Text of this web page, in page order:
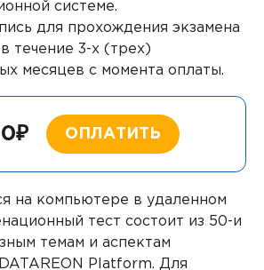
марафон: ваш рывок к новым
системе.
для прохождения экзамена
течение 3-х (трех)
месяцев с момента оплаты.
ОПЛАТИТЬ
на компьютере в удаленном
тест состоит из 50-и
темам и аспектам
Platform. Для